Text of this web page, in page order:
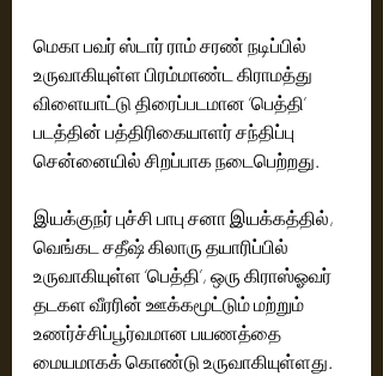
மெகா பவர் ஸ்டார் ராம் சரண் நடிப்பில்
உருவாகியுள்ள பிரம்மாண்ட கிராமத்து
விளையாட்டு திரைப்படமான ‘பெத்தி’
படத்தின் பத்திரிகையாளர் சந்திப்பு
சென்னையில் சிறப்பாக நடைபெற்றது.
இயக்குநர் புச்சி பாபு சனா இயக்கத்தில்,
வெங்கட சதீஷ் கிலாரு தயாரிப்பில்
உருவாகியுள்ள ‘பெத்தி’, ஒரு கிராஸ்ஓவர்
தடகள வீரரின் ஊக்கமூட்டும் மற்றும்
உணர்ச்சிப்பூர்வமான பயணத்தை
மையமாகக் கொண்டு உருவாகியுள்ளது.